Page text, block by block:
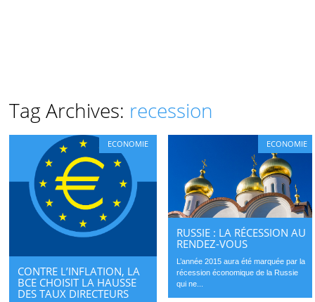
Tag Archives: recession
ECONOMIE
CONTRE L’INFLATION, LA
BCE CHOISIT LA HAUSSE
DES TAUX DIRECTEURS
ECONOMIE
RUSSIE : LA RÉCESSION AU
RENDEZ-VOUS
L’année 2015 aura été marquée par la
récession économique de la Russie
qui ne...